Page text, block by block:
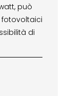
può
di